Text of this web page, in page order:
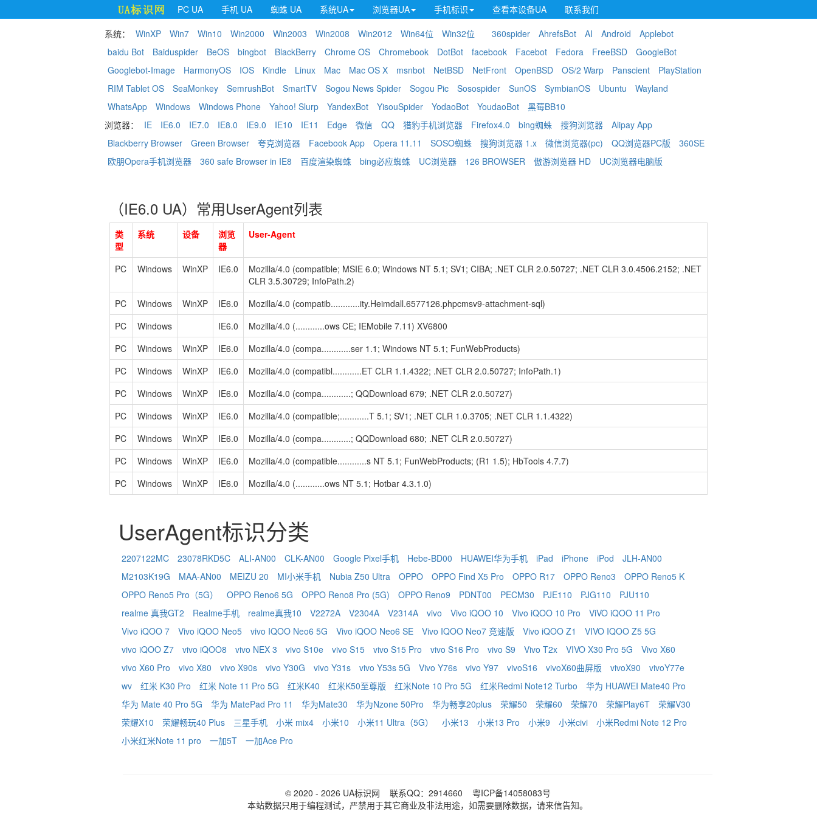
PC UA 手机 UA 蜘蛛 UA 系统UA 浏览器UA 手机标识 查看本设备UA
联系我们
系统：
WinXP Win7 Win10 Win2000 Win2003 Win2008 Win2012 Win64位 Win32位 360spider AhrefsBot AI Android
Applebot
baidu Bot
Baiduspider BeOS bingbot BlackBerry Chrome OS Chromebook DotBot facebook Facebot Fedora FreeBSD
GoogleBot
Googlebot-Image
HarmonyOS IOS Kindle Linux Mac Mac OS X msnbot NetBSD NetFront OpenBSD OS/2 Warp Panscient
PlayStation
RIM Tablet OS
SeaMonkey SemrushBot SmartTV Sogou News Spider Sogou Pic Sosospider SunOS SymbianOS Ubuntu
Wayland
WhatsApp
Windows Windows Phone Yahoo! Slurp YandexBot YisouSpider YodaoBot YoudaoBot
黑莓BB10
浏览器：
IE IE6.0 IE7.0 IE8.0 IE9.0 IE10 IE11 Edge 微信 QQ 猎豹手机浏览器 Firefox4.0 bing蜘蛛 搜狗浏览器
Alipay App
Blackberry Browser
Green Browser 夸克浏览器 Facebook App Opera 11.11 SOSO蜘蛛 搜狗浏览器 1.x 微信浏览器(pc) QQ浏览器PC版
360SE
欧朋Opera手机浏览器
360 safe Browser in IE8 百度渲染蜘蛛 bing必应蜘蛛 UC浏览器 126 BROWSER 傲游浏览器 HD UC浏览器电脑版
（IE6.0 UA）常用UserAgent列表
类
型
系统 设备
浏览
器
User-Agent
PC Windows WinXP IE6.0
Mozilla/4.0 (compatible; MSIE 6.0; Windows NT 5.1; SV1; CIBA; .NET CLR 2.0.50727; .NET CLR 3.0.4506.2152; .NET
CLR 3.5.30729; InfoPath.2)
PC
Windows WinXP IE6.0
Mozilla/4.0 (compatib............ity.Heimdall.6577126.phpcmsv9-attachment-sql)
PC
Windows IE6.0
Mozilla/4.0 (............ows CE; IEMobile 7.11) XV6800
PC
Windows WinXP IE6.0
Mozilla/4.0 (compa............ser 1.1; Windows NT 5.1; FunWebProducts)
PC
Windows WinXP IE6.0
Mozilla/4.0 (compatibl............ET CLR 1.1.4322; .NET CLR 2.0.50727; InfoPath.1)
PC
Windows WinXP IE6.0
Mozilla/4.0 (compa............; QQDownload 679; .NET CLR 2.0.50727)
PC
Windows WinXP IE6.0
Mozilla/4.0 (compatible;............T 5.1; SV1; .NET CLR 1.0.3705; .NET CLR 1.1.4322)
PC
Windows WinXP IE6.0
Mozilla/4.0 (compa............; QQDownload 680; .NET CLR 2.0.50727)
PC
Windows WinXP IE6.0
Mozilla/4.0 (compatible............s NT 5.1; FunWebProducts; (R1 1.5); HbTools 4.7.7)
PC
Windows WinXP IE6.0 Mozilla/4.0 (............ows NT 5.1; Hotbar 4.3.1.0)
UserAgent标识分类
2207122MC 23078RKD5C ALI-AN00 CLK-AN00 Google Pixel手机 Hebe-BD00 HUAWEI华为手机 iPad iPhone iPod
JLH-AN00
M2103K19G
MAA-AN00 MEIZU 20 MI小米手机 Nubia Z50 Ultra OPPO OPPO Find X5 Pro OPPO R17 OPPO Reno3
OPPO Reno5 K
OPPO Reno5 Pro（5G）
OPPO Reno6 5G OPPO Reno8 Pro (5G) OPPO Reno9 PDNT00 PECM30 PJE110 PJG110
PJU110
realme 真我GT2
Realme手机 realme真我10 V2272A V2304A V2314A vivo Vivo iQOO 10 Vivo iQOO 10 Pro
ViVO iQOO 11 Pro
Vivo iQOO 7
Vivo iQOO Neo5 vivo IQOO Neo6 5G Vivo iQOO Neo6 SE Vivo IQOO Neo7 竞速版 Vivo iQOO Z1
VIVO IQOO Z5 5G
vivo iQOO Z7
vivo iQOO8 vivo NEX 3 vivo S10e vivo S15 vivo S15 Pro vivo S16 Pro vivo S9 Vivo T2x VIVO X30 Pro 5G
Vivo X60
vivo X60 Pro
vivo X80 vivo X90s vivo Y30G vivo Y31s vivo Y53s 5G Vivo Y76s vivo Y97 vivoS16 vivoX60曲屏版 vivoX90
vivoY77e
wv
红米 K30 Pro 红米 Note 11 Pro 5G 红米K40 红米K50至尊版 红米Note 10 Pro 5G 红米Redmi Note12 Turbo
华为 HUAWEI Mate40 Pro
华为 Mate 40 Pro 5G
华为 MatePad Pro 11 华为Mate30 华为Nzone 50Pro 华为畅享20plus 荣耀50 荣耀60 荣耀70 荣耀Play6T
荣耀V30
荣耀X10
荣耀畅玩40 Plus 三星手机 小米 mix4 小米10 小米11 Ultra（5G） 小米13 小米13 Pro 小米9 小米civi
小米Redmi Note 12 Pro
小米红米Note 11 pro
一加5T 一加Ace Pro
© 2020 - 2026 UA标识网 联系QQ：2914660 粤ICP备14058083号
本站数据只用于编程测试，严禁用于其它商业及非法用途，如需要删除数据，请来信告知。